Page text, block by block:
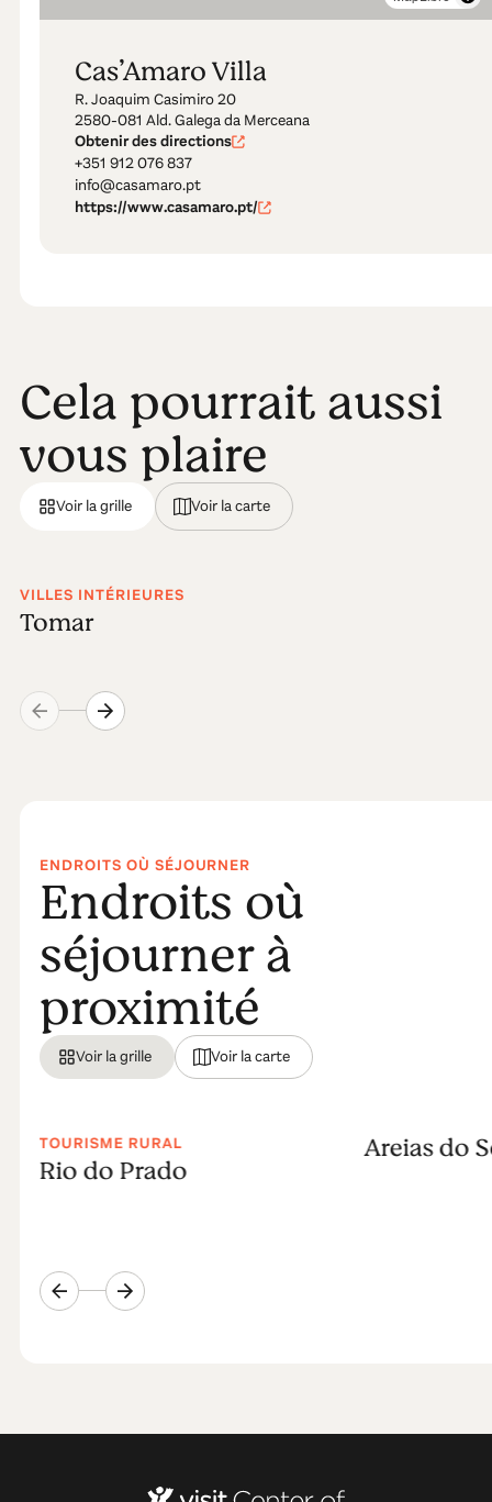
Cas’Amaro Villa
R. Joaquim Casimiro 20
2580-081 Ald. Galega da Merceana
Obtenir des directions
+351 912 076 837
info@casamaro.pt
https://www.casamaro.pt/
Cela pourrait aussi
vous plaire
Voir la grille Voir la carte
VILLES INTÉRIEURES
Tomar
ENDROITS OÙ SÉJOURNER
Endroits où
séjourner à
proximité
Voir la grille Voir la carte
TOURISME RURAL
Rio do Prado
Areias do